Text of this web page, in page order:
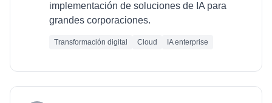
implementación de soluciones de IA para
grandes corporaciones.
Transformación digital Cloud IA enterprise